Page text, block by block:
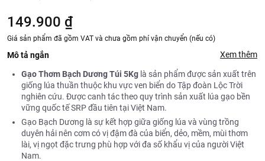
149.900 ₫
Giá sản phẩm đã gồm VAT và chưa gồm phí vận chuyển (nếu có)
Mô tả ngắn Xem thêm
Gạo Thơm Bạch Dương Túi 5Kg là sản phẩm được sản xuất trên
giống lúa thuần thuộc khu vực ven biển do Tập đoàn Lộc Trời
nghiên cứu. Được canh tác theo quy trình sản xuất lúa gạo bền
vững quốc tế SRP đầu tiên tại Việt Nam.
Gạo Bạch Dương là sự kết hợp giữa giống lúa và vùng trồng
duyên hải nên cơm có vị đậm đà của biển, dẻo, mềm, mùi thơm
lài, vị ngọt đặc trưng phù hợp với đa số khẩu vị của người Việt
Nam.